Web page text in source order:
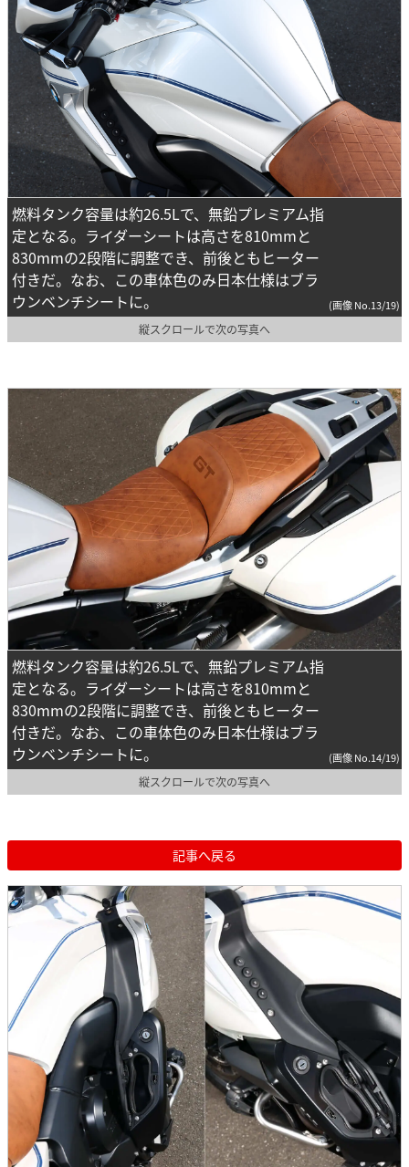
燃料タンク容量は約26.5Lで、無鉛プレミアム指
定となる。ライダーシートは高さを810mmと
830mmの2段階に調整でき、前後ともヒーター
付きだ。なお、この車体色のみ日本仕様はブラ
ウンベンチシートに。
(画像 No.13/19)
縦スクロールで次の写真へ
燃料タンク容量は約26.5Lで、無鉛プレミアム指
定となる。ライダーシートは高さを810mmと
830mmの2段階に調整でき、前後ともヒーター
付きだ。なお、この車体色のみ日本仕様はブラ
ウンベンチシートに。
(画像 No.14/19)
縦スクロールで次の写真へ
記事へ戻る